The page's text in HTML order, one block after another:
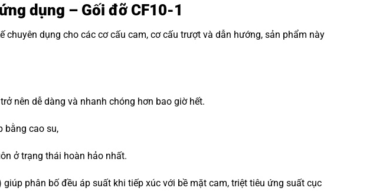
dụng – Gối đỡ CF10-1
chuyên dụng cho các cơ cấu cam, cơ cấu trượt và dẫn hướng, sản phẩm này
nên dễ dàng và nhanh chóng hơn bao giờ hết.
bằng cao su,
ở trạng thái hoàn hảo nhất.
phân bố đều áp suất khi tiếp xúc với bề mặt cam, triệt tiêu ứng suất cục